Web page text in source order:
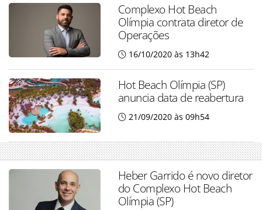
Complexo Hot Beach
Olímpia contrata diretor de
Operações
16/10/2020 às 13h42
Hot Beach Olímpia (SP)
anuncia data de reabertura
21/09/2020 às 09h54
Heber Garrido é novo diretor
do Complexo Hot Beach
Olímpia (SP)